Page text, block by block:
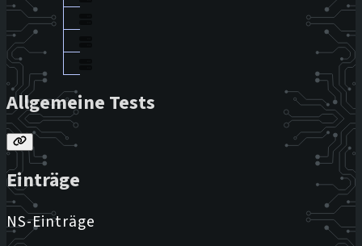
Allgemeine Tests
Einträge
NS-Einträge